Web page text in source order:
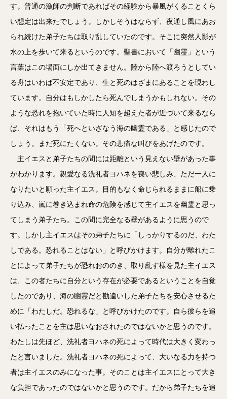
す。普通の漁師の判断であればその経験から暴風がくることくら
い想定は出来たでしょう。しかしそうはならず、夜通し風にあお
られ続けた弟子たちは取り乱していたのです。そこに突然人影が
水の上を歩いて来るというのです。聖書において「幽霊」という
言葉はこの場面にしか出てきません。陸から陸へ渡ろうとしてい
る舟はいわば不安定であり、生と死のはざまにあることを現わし
ています。自分はもしかしたら死んでしまうかもしれない。その
ような恐れを抱いていた時に人知を超えた者が近づいて来るなら
ば、それはもう「死へといざなう海の幽霊である」と感じたので
しょう。まだ死にたくない。その悲痛な叫びをあげたのです。
主イエスと弟子たちの間には距離という見えない壁があった事
がわかります。親愛なる洗礼者ヨハネを喪い悲しみ、ただ一人に
なりたいと願った主イエス。目的もなく命じられるままに船に乗
り込み、嵐に巻き込まれ命の危険を感じて主イエスを幽霊と思っ
てしまう弟子たち。この間に完全なる壁があるように思うので
す。しかし主イエスはその弟子たちに「しっかりするのだ、わた
しである。恐れることはない」と呼びかけます。自分が離れたこ
とによって弟子たちが恐れおののき、取り乱す様を見た主イエス
は、この者たちに自分という存在が必要であるということを自覚
したのであり、海の幽霊だと勘違いした弟子たちを安心させるた
めに「わたしだ。恐れるな」と呼びかけたのです。自ら彼らを追
い払ったことを主は思いなおされたのではないかと思うのです。
わたしは先ほど、洗礼者ヨハネの死によって時代は大きく変わっ
たと言いました。洗礼者ヨハネの死によって、大いなる力を持つ
者は主イエスのみになった事。そのことは主イエスにとって大き
な負担であったのではないかと思うのです。だから弟子たちを追